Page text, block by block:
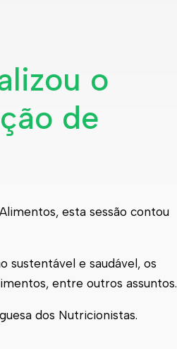
o
de
esta sessão contou
sustentável e saudável, os
entre outros assuntos.
dos Nutricionistas.